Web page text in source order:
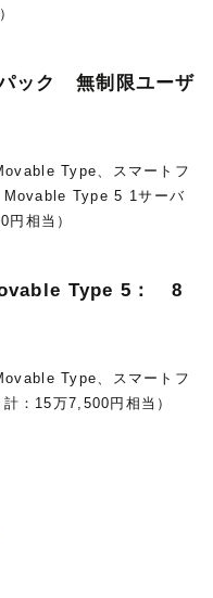
ック 無制限ユーザ
Type、スマートフ
Type 5 1サーバ
相当）
Type 5： 8
Type、スマートフ
：15万7,500円相当）